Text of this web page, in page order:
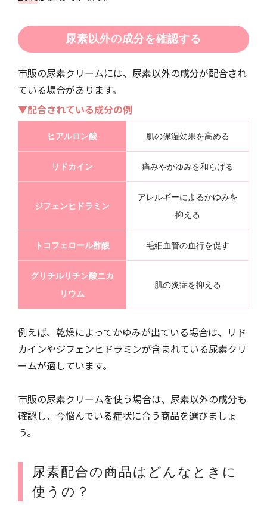
尿素以外の成分を確認する
市販の尿素クリームには、尿素以外の成分が配合され
ている場合があります。
▼配合されている成分の例
ヒアルロン酸 肌の保湿効果を高める
リドカイン 痛みやかゆみを和らげる
ジフェンヒドラミン
アレルギーによるかゆみを
抑える
トコフェロール酢酸 毛細血管の血行を促す
グリチルリチン酸ニカ
リウム
肌の炎症を抑える
例えば、乾燥によってかゆみが出ている場合は、リド
カインやジフェンヒドラミンが含まれている尿素クリ
ームが適しています。
市販の尿素クリームを使う場合は、尿素以外の成分も
確認し、今悩んでいる症状に合う商品を選びましょ
う。
尿素配合の商品はどんなときに
使うの？